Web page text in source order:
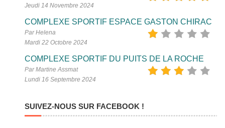
Jeudi 14 Novembre 2024
COMPLEXE SPORTIF ESPACE GASTON CHIRAC
Par Helena
Mardi 22 Octobre 2024
COMPLEXE SPORTIF DU PUITS DE LA ROCHE
Par Martine Assmat
Lundi 16 Septembre 2024
SUIVEZ-NOUS SUR FACEBOOK !